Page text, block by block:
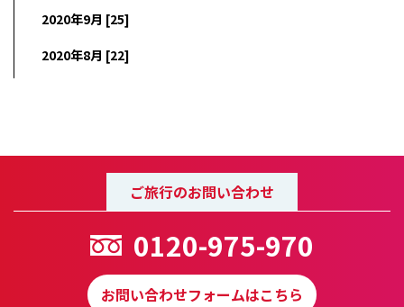
2020年9月 [25]
2020年8月 [22]
ご旅行のお問い合わせ
0120-975-970
お問い合わせフォームはこちら